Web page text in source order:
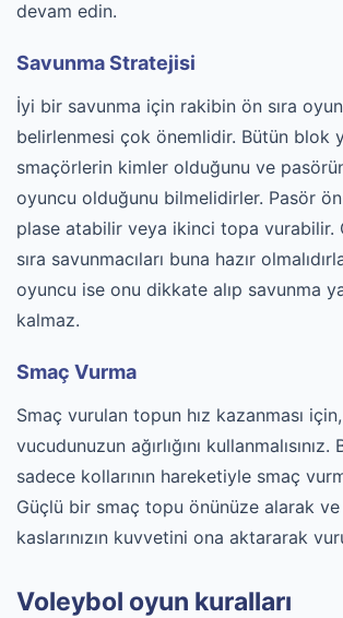
devam edin.
Savunma Stratejisi
İyi bir savunma için rakibin ön sıra
belirlenmesi çok önemlidir. Bütün blok
smaçörlerin kimler olduğunu ve
oyuncu olduğunu bilmelidirler. Pasör
plase atabilir veya ikinci topa vurabilir.
sıra savunmacıları buna hazır
oyuncu ise onu dikkate alıp savunma
kalmaz.
Smaç Vurma
Smaç vurulan topun hız kazanması
vucudunuzun ağırlığını
sadece kollarının hareketiyle smaç
Güçlü bir smaç topu önünüze alarak
kaslarınızın kuvvetini ona aktararak
Voleybol oyun kuralları